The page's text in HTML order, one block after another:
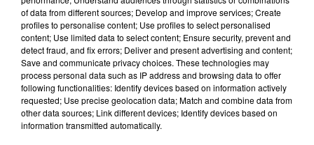
Lecture (4 min 15 sec)
100%
of data from different sources; Develop and improve services; Create
profiles to personalise content; Use profiles to select personalised
content; Use limited data to select content; Ensure security, prevent and
detect fraud, and fix errors; Deliver and present advertising and content;
Save and communicate privacy choices. These technologies may
process personal data such as IP address and browsing data to offer
following functionalities: Identify devices based on information actively
requested; Use precise geolocation data; Match and combine data from
other data sources; Link different devices; Identify devices based on
information transmitted automatically.